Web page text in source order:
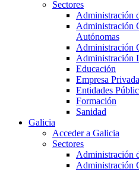
Sectores
Administración
Administración
Autónomas
Administración
Administración
Educación
Empresa Privada
Entidades
Formación
Sanidad
Galicia
Acceder a Galicia
Sectores
Administración
Administración